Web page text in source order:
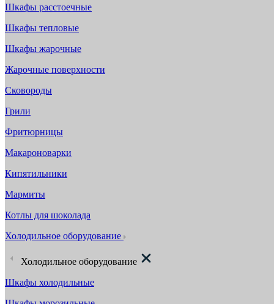
Шкафы расстоечные
Шкафы тепловые
Шкафы жарочные
Жарочные поверхности
Сковороды
Грили
Фритюрницы
Макароноварки
Кипятильники
Мармиты
Котлы для шоколада
Холодильное оборудование
Холодильное оборудование
Шкафы холодильные